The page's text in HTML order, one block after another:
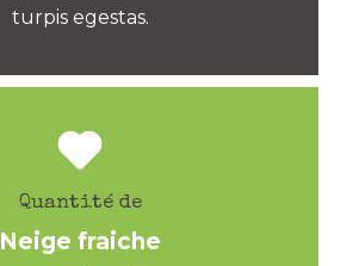
turpis egestas.
Quantité de
Neige fraiche